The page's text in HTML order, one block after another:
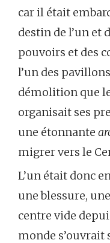
car il était
destin de l’un et
pouvoirs et des
l’un des
démolition que
organisait ses
une étonnante
migrer vers le
L’un était donc
une blessure,
centre vide
monde